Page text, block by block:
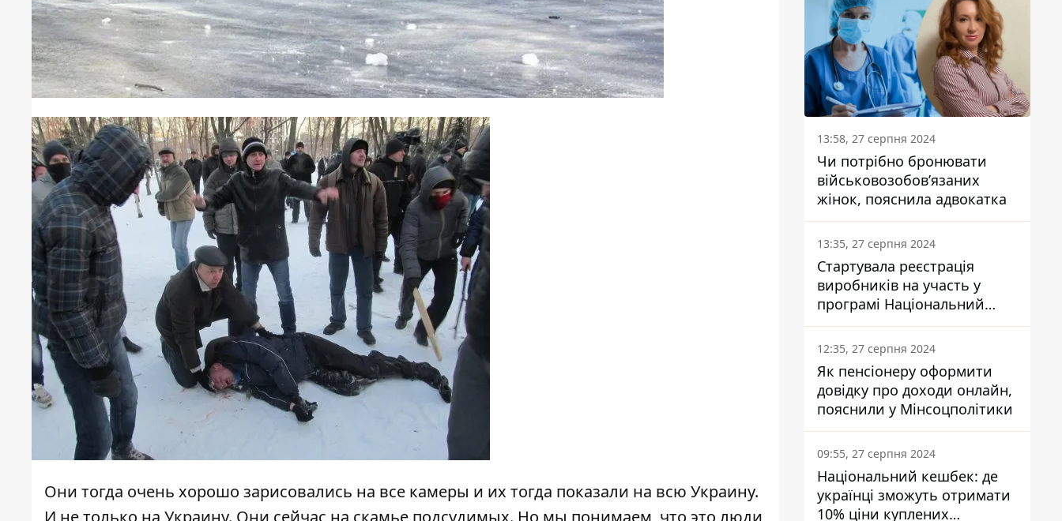
Они тогда очень хорошо зарисовались на все камеры и их тогда показали на всю Украину.
13:58, 27 серпня 2024
Чи потрібно бронювати
військовозобов’язаних
жінок, пояснила адвокатка
13:35, 27 серпня 2024
Стартувала реєстрація
виробників на участь у
програмі Національний
кешбек: як це зробити
через портал Дія
12:35, 27 серпня 2024
Як пенсіонеру оформити
довідку про доходи онлайн,
пояснили у Мінсоцполітики
09:55, 27 серпня 2024
Національний кешбек: де
українці зможуть отримати
10% ціни куплених